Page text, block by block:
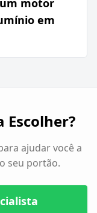
motor
em
Escolher?
ajudar você a
seu portão.